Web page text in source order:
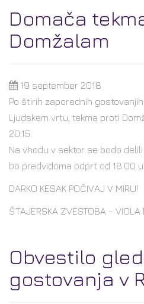
Domača
Domžalam
19 september 2018
Po štirih zaporednih
Ljudskem vrtu, tekma proti
20:15.
Na vhodu v sektor se bodo
bo predvidoma odprt od 18.00
DARKO KESAK POČIVAJ V MIRU!
ŠTAJERSKA ZVESTOBA - VIOLA
Obvestilo
gostovanja v